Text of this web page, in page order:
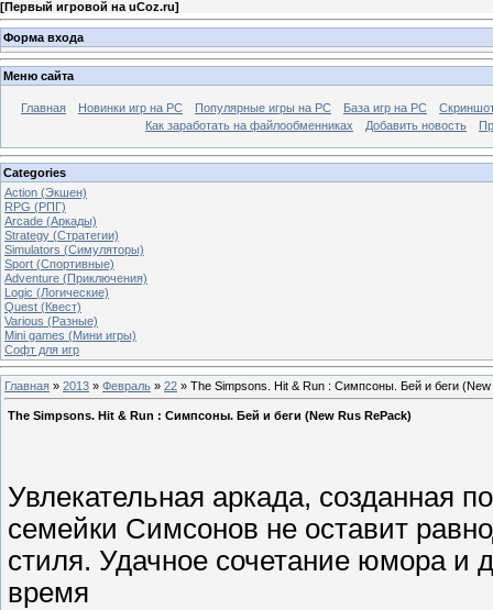
[Первый игровой на uCoz.ru]
Форма входа
Меню сайта
Главная Новинки игр на PC Популярные игры на PC База игр на РС
Как заработать на файлообменниках
Добавить новость
Categories
Action (Экшен)
RPG (РПГ)
Arcade (Аркады)
Strategy (Стратегии)
Simulators (Симуляторы)
Sport (Спортивные)
Adventure (Приключения)
Logic (Логические)
Quest (Квест)
Various (Разные)
Mini games (Мини игры)
Софт для игр
Главная » 2013 » Февраль » 22 » The Simpsons. Hit & Run : Симпсоны. Бей и беги
The Simpsons. Hit & Run : Симпсоны. Бей и беги (New Rus RePack)
Увлекательная аркада, созданная
семейки Симсонов не оставит
стиля. Удачное сочетание юмора и
время